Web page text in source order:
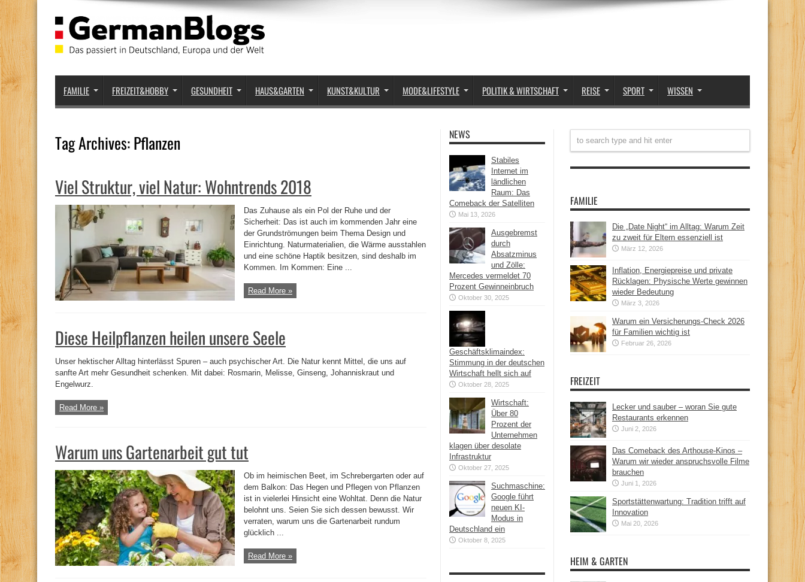
FAMILIE FREIZEIT&HOBBY GESUNDHEIT HAUS&GARTEN KUNST&KULTUR MODE&LIFESTYLE POLITIK & WIRTSCHAFT REISE SPORT WISSEN
Tag Archives:Pflanzen
Viel Struktur, viel Natur: Wohntrends 2018
Das Zuhause als ein Pol der Ruhe und der
Sicherheit: Das ist auch im kommenden Jahr eine
der Grundströmungen beim Thema Design und
Einrichtung. Naturmaterialien, die Wärme ausstahlen
und eine schöne Haptik besitzen, sind deshalb im
Kommen. Im Kommen: Eine ...
Read More »
Diese Heilpflanzen heilen unsere Seele
Unser hektischer Alltag hinterlässt Spuren – auch psychischer Art. Die Natur kennt Mittel, die uns auf
sanfte Art mehr Gesundheit schenken. Mit dabei: Rosmarin, Melisse, Ginseng, Johanniskraut und
Engelwurz.
Read More »
Warum uns Gartenarbeit gut tut
Ob im heimischen Beet, im Schrebergarten oder auf
dem Balkon: Das Hegen und Pflegen von Pflanzen
ist in vielerlei Hinsicht eine Wohltat. Denn die Natur
belohnt uns. Seien Sie sich dessen bewusst. Wir
verraten, warum uns die Gartenarbeit rundum
glücklich ...
Read More »
NEWS
Stabiles
Internet im
ländlichen
Raum: Das
Comeback der Satelliten
Mai 13, 2026
Ausgebremst
durch
Absatzminus
und Zölle:
Mercedes vermeldet 70
Prozent Gewinneinbruch
Oktober 30, 2025
Geschäftsklimaindex:
Stimmung in der deutschen
Wirtschaft hellt sich auf
Oktober 28, 2025
Wirtschaft:
Über 80
Prozent der
Unternehmen
klagen über desolate
Infrastruktur
Oktober 27, 2025
Suchmaschine:
Google führt
neuen KI-
Modus in
Deutschland ein
Oktober 8, 2025
FAMILIE
Die „Date Night“ im Alltag: Warum Zeit
zu zweit für Eltern essenziell ist
März 12, 2026
Inflation, Energiepreise und private
Rücklagen: Physische Werte gewinnen
wieder Bedeutung
März 3, 2026
Warum ein Versicherungs-Check 2026
für Familien wichtig ist
Februar 26, 2026
FREIZEIT
Lecker und sauber – woran Sie gute
Restaurants erkennen
Juni 2, 2026
Das Comeback des Arthouse-Kinos –
Warum wir wieder anspruchsvolle Filme
brauchen
Juni 1, 2026
Sportstättenwartung: Tradition trifft auf
Innovation
Mai 20, 2026
HEIM & GARTEN